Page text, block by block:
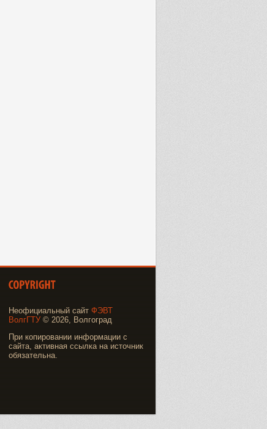
Неофициальный сайт ФЭВТ
ВолгГТУ© 2026, Волгоград
При копировании информации с
сайта, активная ссылка на источник
обязательна.